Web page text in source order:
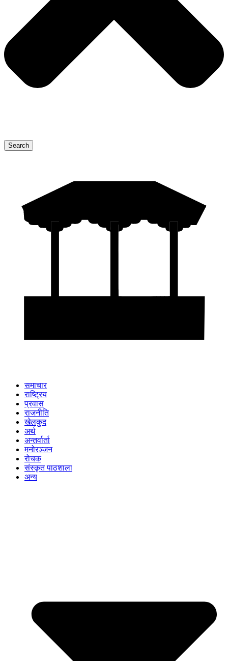
Search
समाचार
राष्ट्रिय
प्रवास
राजनीति
खेलकुद
अर्थ
अन्तर्वार्ता
मनोरञ्जन
रोचक
संस्कृत पाठशाला
अन्य